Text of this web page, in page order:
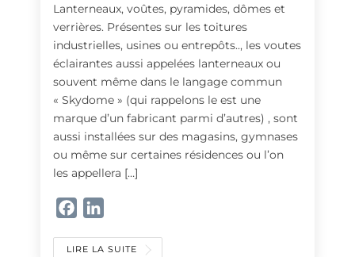
Lanterneaux, voûtes, pyramides, dômes et
verrières. Présentes sur les toitures
industrielles, usines ou entrepôts.., les voutes
éclairantes aussi appelées lanterneaux ou
souvent même dans le langage commun
« Skydome » (qui rappelons le est une
marque d’un fabricant parmi d’autres) , sont
aussi installées sur des magasins, gymnases
ou même sur certaines résidences ou l’on
les appellera […]
c
n
LIRE LA SUITE